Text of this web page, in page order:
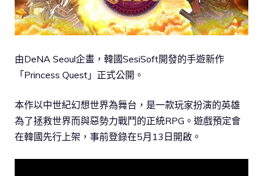
由DeNA Seoul企畫，韓國SesiSoft開發的手遊新作
「Princess Quest」正式公開。
本作以中世紀幻想世界為舞台，是一款玩家扮演的英雄
為了拯救世界而與惡勢力戰鬥的正統RPG。遊戲預定會
在韓國先行上架，事前登錄在5月13日開啟。